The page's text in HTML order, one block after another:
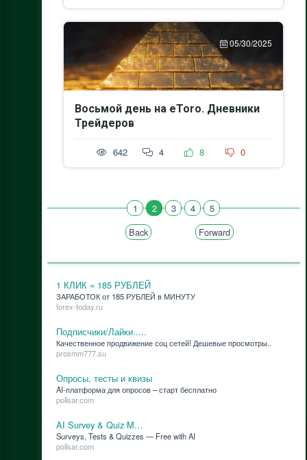
05/30/2025
Восьмой день на eToro. Дневники
Трейдеров
642 4 8 0
Back
1 2 3 4
5
Forward
1 КЛИК = 185 РУБЛЕЙ
ЗАРАБОТОК от 185 РУБЛЕЙ в МИНУТУ
forex-today.ru
Подписчики/Лайки.....
Ка­че­ствен­ное про­дви­же­ние соц се­тей! Де­ше­вые про­смот­ры..
prosmm777.su
Опросы, тесты и квизы
AI-плат­фор­ма для опро­сов – старт бес­плат­но
pollsar.com
AI Survey & Quiz M…
Surveys, Tests & Quizzes — Free with AI
pollsar.com